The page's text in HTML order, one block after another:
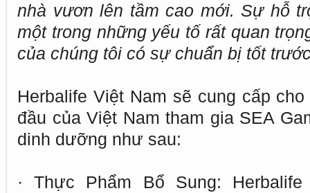
nhà vươn lên tầm cao mới. Sự hỗ
một trong những yếu tố rất quan
của chúng tôi có sự chuẩn bị tốt
Herbalife Việt Nam sẽ cung cấp
đầu của Việt Nam tham gia SEA
dinh dưỡng như sau:
· Thực Phẩm Bổ Sung: